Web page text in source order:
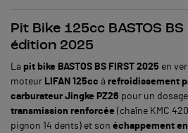
Pit Bike 125cc BASTOS BS
édition 2025
La pit bike BASTOS BS FIRST 2025 en
moteur LIFAN 125cc à refroidissement
carburateur Jingke PZ26 pour un
transmission renforcée (chaîne KMC
pignon 14 dents) et son échappement